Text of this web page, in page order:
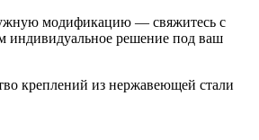
модификацию — свяжитесь с
решение под ваш
креплений из нержавеющей стали